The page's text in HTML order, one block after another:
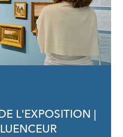
L'EXPOSITION |